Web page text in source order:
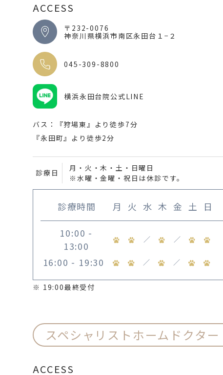
ACCESS
〒232-0076
神奈川県横浜市南区永田台１−２
045-309-8800
横浜永田台院公式LINE
バス：『狩場東』より徒歩7分
『永田町』より徒歩2分
診療日
月・火・木・土・日曜日
※水曜・金曜・祝日は休診です。
診療時間 月 火 水 木 金 土 日
10:00 -
13:00
／ ／
16:00 - 19:30 ／ ／
※ 19:00最終受付
スペシャリストホームドクター
ACCESS